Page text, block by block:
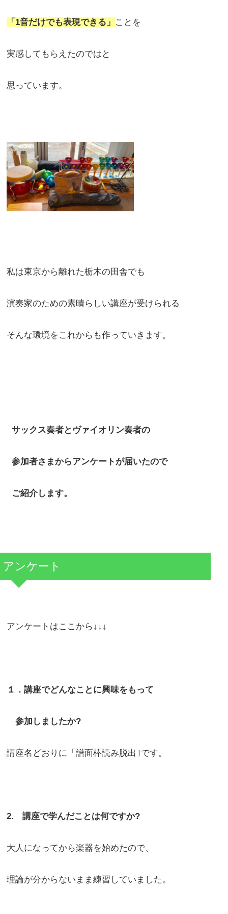
「1音だけでも表現できる」 ことを
実感してもらえたのではと
思っています。
私は東京から離れた栃木の田舎でも
演奏家のための素晴らしい講座が受けられる
そんな環境をこれからも作っていきます。
サックス奏者とヴァイオリン奏者の
参加者さまからアンケートが届いたので
ご紹介します。
アンケート
アンケートはここから↓↓↓
１．講座でどんなことに興味をもって
参加しましたか?
講座名どおりに「譜面棒読み脱出｣です。
2. 講座で学んだことは何ですか?
大人になってから楽器を始めたので、
理論が分からないまま練習していました。